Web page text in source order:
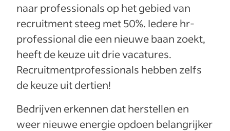
naar professionals op het gebied van
recruitment steeg met 50%. Iedere hr-
professional die een nieuwe baan zoekt,
heeft de keuze uit drie vacatures.
Recruitmentprofessionals hebben zelfs
de keuze uit dertien!
Bedrijven erkennen dat herstellen en
weer nieuwe energie opdoen belangrijker